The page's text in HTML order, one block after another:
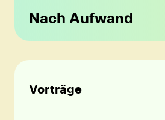
Nach Aufwand
Vorträge